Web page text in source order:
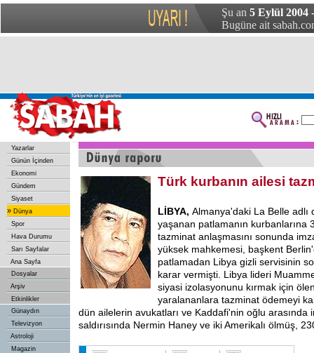
Şu an 5 Eylül 2004
Bugüne ait
Yazarlar
Günün İçinden
Ekonomi
Gündem
Siyaset
» Dünya
Spor
Hava Durumu
Sarı Sayfalar
Ana Sayfa
Dosyalar
Arşiv
Etkinlikler
Günaydın
Televizyon
Astroloji
Magazin
Türk kurbanın ailesi
LİBYA, Almanya'daki La Belle adlı
yaşanan patlamanın kurbanlarına
tazminat anlaşmasını sonunda
yüksek mahkemesi, başkent
patlamadan Libya gizli servisinin
karar vermişti. Libya lideri
siyasi izolasyonunu kırmak için
yaralananlara tazminat ödemeyi
dün ailelerin avukatları ve Kaddafi'nin oğlu arasında
saldırısında Nermin Haney ve iki Amerikalı ölmüş,